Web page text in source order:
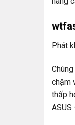
Phát
chậm
thấp